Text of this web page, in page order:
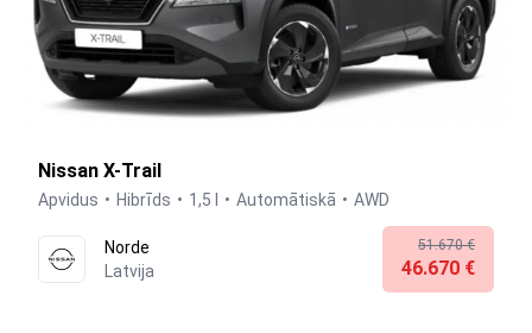
Nissan X-Trail
Apvidus Hibrīds 1,5 l Automātiskā AWD
Norde
Latvija
51.670 €
46.670 €